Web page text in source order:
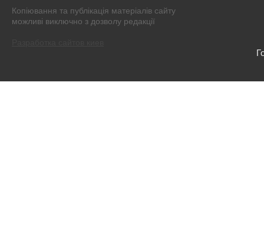
Копіювання та публікація матеріалів сайту
можливі виключно з дозволу редакції